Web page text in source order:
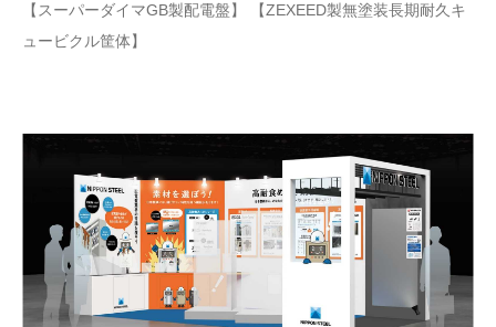
【スーパーダイマGB製配電盤】 【ZEXEED製無塗装長期耐久キ
ュービクル筐体】